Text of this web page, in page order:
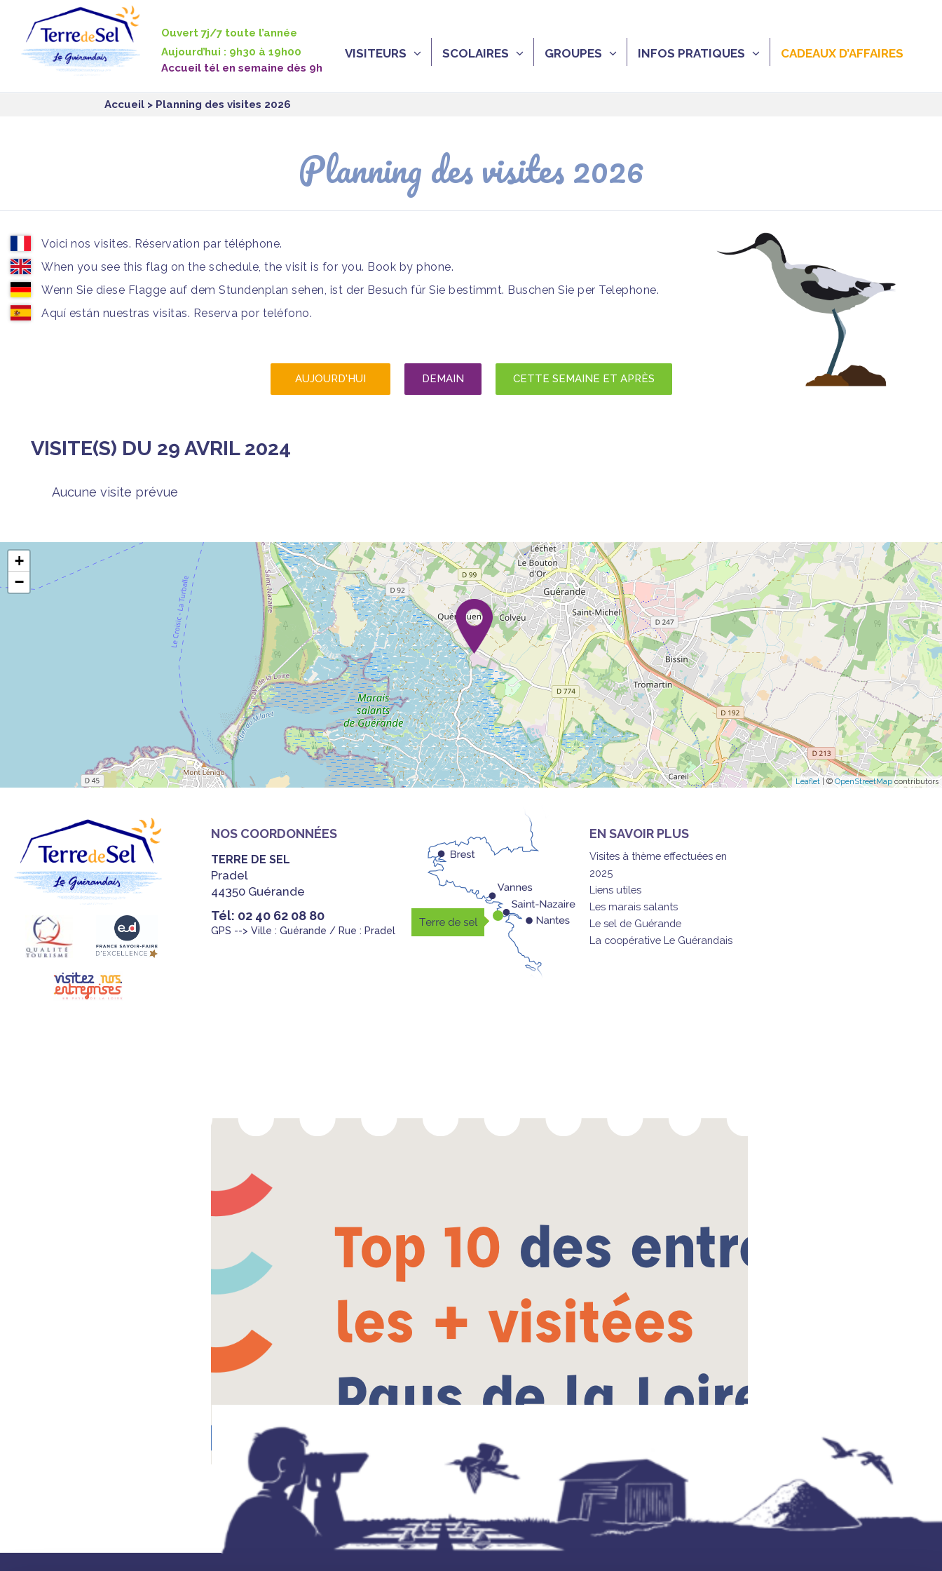
Ouvert 7j/7 toute l’année
Aujourd’hui : 9h30 à 19h00
Accueil tél en semaine dès 9h
VISITEURS SCOLAIRES GROUPES INFOS PRATIQUES CADEAUX D’AFFAIRES
Accueil > Planning des visites 2026
Planning des visites 2026
Voici nos visites. Réservation par téléphone.
When you see this flag on the schedule, the visit is for you. Book by phone.
Wenn Sie diese Flagge auf dem Stundenplan sehen, ist der Besuch für Sie bestimmt. Buschen Sie per Telephone.
Aquí están nuestras visitas. Reserva por teléfono.
AUJOURD'HUI DEMAIN CETTE SEMAINE ET APRÈS
VISITE(S) DU 29 AVRIL 2024
Aucune visite prévue
+
−
Leaflet | © OpenStreetMap contributors
NOS COORDONNÉES
TERRE DE SEL
Pradel
44350 Guérande
Tél: 02 40 62 08 80
GPS --> Ville : Guérande / Rue : Pradel
EN SAVOIR PLUS
Visites à thème effectuées en
2025
Liens utiles
Les marais salants
Le sel de Guérande
La coopérative Le Guérandais
Panneau de gestion des cookies